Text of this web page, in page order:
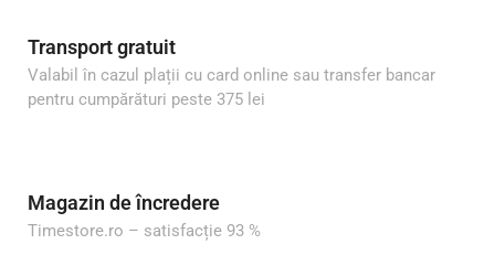
Transport gratuit
Valabil în cazul plații cu card online sau transfer bancar
pentru cumpărături peste 375 lei
Magazin de încredere
Timestore.ro – satisfacție 93 %